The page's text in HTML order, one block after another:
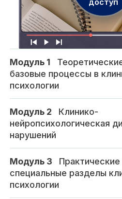
доступ
Модуль 1
базовые процессы в
психологии
Модуль 2
Клинико-
нейропсихологическая
нарушений
Модуль 3
специальные разделы
психологии